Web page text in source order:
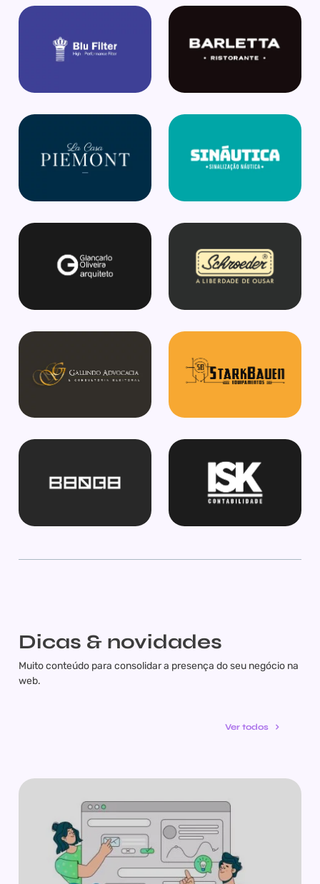
Dicas & novidades
Muito conteúdo para consolidar a presença do seu negócio na
web.
Ver todos